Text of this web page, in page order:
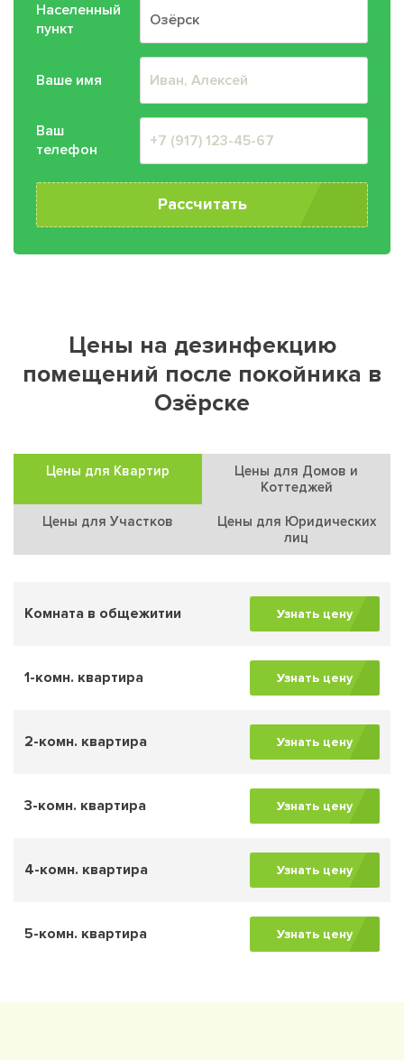
Населенный
пункт
Ваше имя
Ваш
телефон
Рассчитать
Цены на дезинфекцию
помещений после покойника в
Озёрске
Цены для Квартир
Цены для Домов и
Коттеджей
Цены для Участков
Цены для Юридических
лиц
Комната в общежитии Узнать цену
1-комн. квартира Узнать цену
2-комн. квартира Узнать цену
3-комн. квартира Узнать цену
4-комн. квартира Узнать цену
5-комн. квартира Узнать цену